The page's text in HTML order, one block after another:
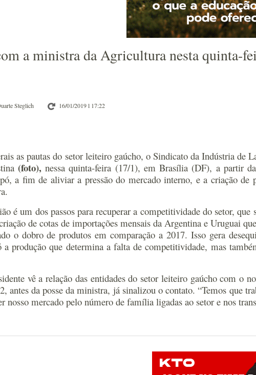
a ministra da Agricultura nesta quinta-
Steglich 16/01/2019 l 17:22
as pautas do setor leiteiro gaúcho, o Sindicato da Indústria
(foto), nessa quinta-feira (17/1), em Brasília (DF), a partir
a fim de aliviar a pressão do mercado interno, e a criação
é um dos passos para recuperar a competitividade do setor,
de cotas de importações mensais da Argentina e Uruguai
o dobro de produtos em comparação a 2017. Isso gera
a produção que determina a falta de competitividade, mas
vê a relação das entidades do setor leiteiro gaúcho com o
antes da posse da ministra, já sinalizou o contato. “Temos que
nosso mercado pelo número de família ligadas ao setor e nos